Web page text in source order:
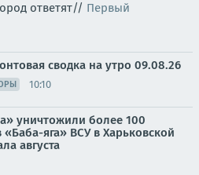
ответят// Первый
сводка на утро 09.08.26
10:10
уничтожили более 100
«Баба-яга» ВСУ в Харьковской
августа